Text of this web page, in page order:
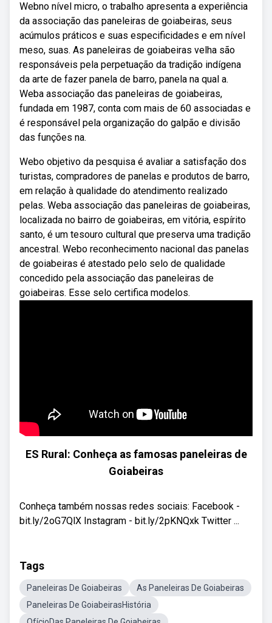
Webno nível micro, o trabalho apresenta a experiência
da associação das paneleiras de goiabeiras, seus
acúmulos práticos e suas especificidades e em nível
meso, suas. As paneleiras de goiabeiras velha são
responsáveis pela perpetuação da tradição indígena
da arte de fazer panela de barro, panela na qual a.
Weba associação das paneleiras de goiabeiras,
fundada em 1987, conta com mais de 60 associadas e
é responsável pela organização do galpão e divisão
das funções na.
Webo objetivo da pesquisa é avaliar a satisfação dos
turistas, compradores de panelas e produtos de barro,
em relação à qualidade do atendimento realizado
pelas. Weba associação das paneleiras de goiabeiras,
localizada no bairro de goiabeiras, em vitória, espírito
santo, é um tesouro cultural que preserva uma tradição
ancestral. Webo reconhecimento nacional das panelas
de goiabeiras é atestado pelo selo de qualidade
concedido pela associação das paneleiras de
goiabeiras. Esse selo certifica modelos.
ES Rural: Conheça as famosas paneleiras de
Goiabeiras
Conheça também nossas redes sociais: Facebook -
bit.ly/2oG7QlX Instagram - bit.ly/2pKNQxk Twitter ...
Tags
Paneleiras De Goiabeiras
As Paneleiras De Goiabeiras
Paneleiras De GoiabeirasHistória